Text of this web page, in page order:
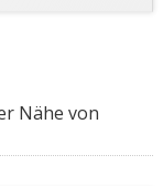
Nähe von